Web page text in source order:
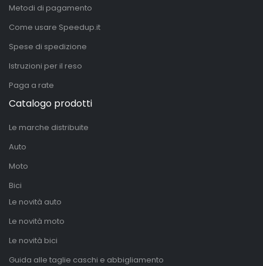
Metodi di pagamento
Come usare Speedup.it
Spese di spedizione
Istruzioni per il reso
Paga a rate
Catalogo prodotti
Le marche distribuite
Auto
Moto
Bici
Le novità auto
Le novità moto
Le novità bici
Guida alle taglie caschi e abbigliamento